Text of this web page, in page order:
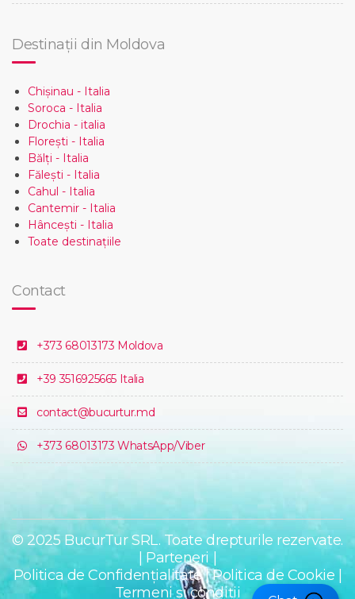
Destinații din Moldova
Chișinau - Italia
Soroca - Italia
Drochia - italia
Florești - Italia
Bălți - Italia
Fălești - Italia
Cahul - Italia
Cantemir - Italia
Hâncești - Italia
Toate destinațiile
Contact
+373 68013173 Moldova
+39 3516925665 Italia
contact@bucurtur.md
+373 68013173 WhatsApp/Viber
© 2025 BucurTur SRL. Toate drepturile rezervate.
Parteneri
Politica de Confidențialitate|Politica de Cookie
Termeni și condiții